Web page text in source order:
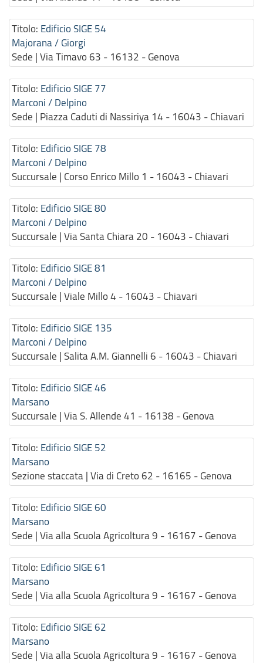
Titolo: Edificio SIGE 54
Majorana / Giorgi
Sede | Via Timavo 63 - 16132 - Genova
Titolo: Edificio SIGE 77
Marconi / Delpino
Sede | Piazza Caduti di Nassiriya 14 - 16043 - Chiavari
Titolo: Edificio SIGE 78
Marconi / Delpino
Succursale | Corso Enrico Millo 1 - 16043 - Chiavari
Titolo: Edificio SIGE 80
Marconi / Delpino
Succursale | Via Santa Chiara 20 - 16043 - Chiavari
Titolo: Edificio SIGE 81
Marconi / Delpino
Succursale | Viale Millo 4 - 16043 - Chiavari
Titolo: Edificio SIGE 135
Marconi / Delpino
Succursale | Salita A.M. Giannelli 6 - 16043 - Chiavari
Titolo: Edificio SIGE 46
Marsano
Succursale | Via S. Allende 41 - 16138 - Genova
Titolo: Edificio SIGE 52
Marsano
Sezione staccata | Via di Creto 62 - 16165 - Genova
Titolo: Edificio SIGE 60
Marsano
Sede | Via alla Scuola Agricoltura 9 - 16167 - Genova
Titolo: Edificio SIGE 61
Marsano
Sede | Via alla Scuola Agricoltura 9 - 16167 - Genova
Titolo: Edificio SIGE 62
Marsano
Sede | Via alla Scuola Agricoltura 9 - 16167 - Genova